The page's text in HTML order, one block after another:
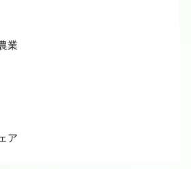
業
ア